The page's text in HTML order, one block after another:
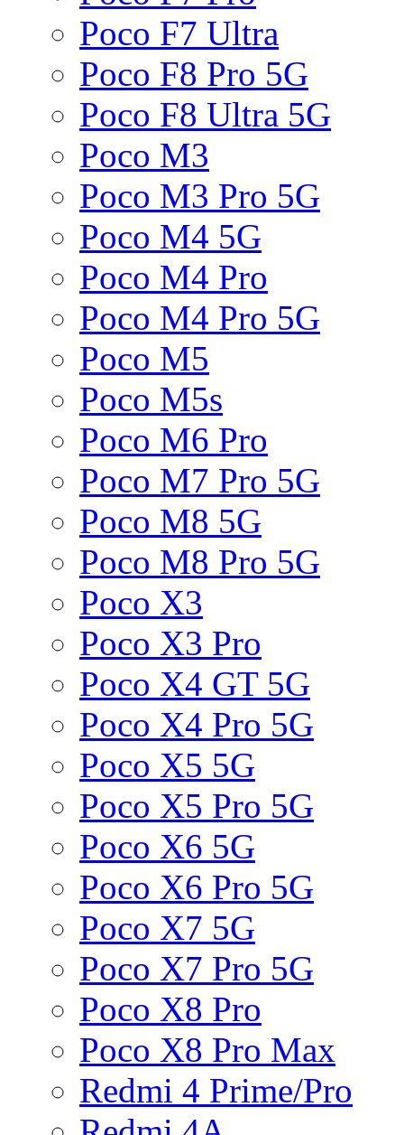
Poco F7 Ultra
Poco F8 Pro 5G
Poco F8 Ultra 5G
Poco M3
Poco M3 Pro 5G
Poco M4 5G
Poco M4 Pro
Poco M4 Pro 5G
Poco M5
Poco M5s
Poco M6 Pro
Poco M7 Pro 5G
Poco M8 5G
Poco M8 Pro 5G
Poco X3
Poco X3 Pro
Poco X4 GT 5G
Poco X4 Pro 5G
Poco X5 5G
Poco X5 Pro 5G
Poco X6 5G
Poco X6 Pro 5G
Poco X7 5G
Poco X7 Pro 5G
Poco X8 Pro
Poco X8 Pro Max
Redmi 4 Prime/Pro